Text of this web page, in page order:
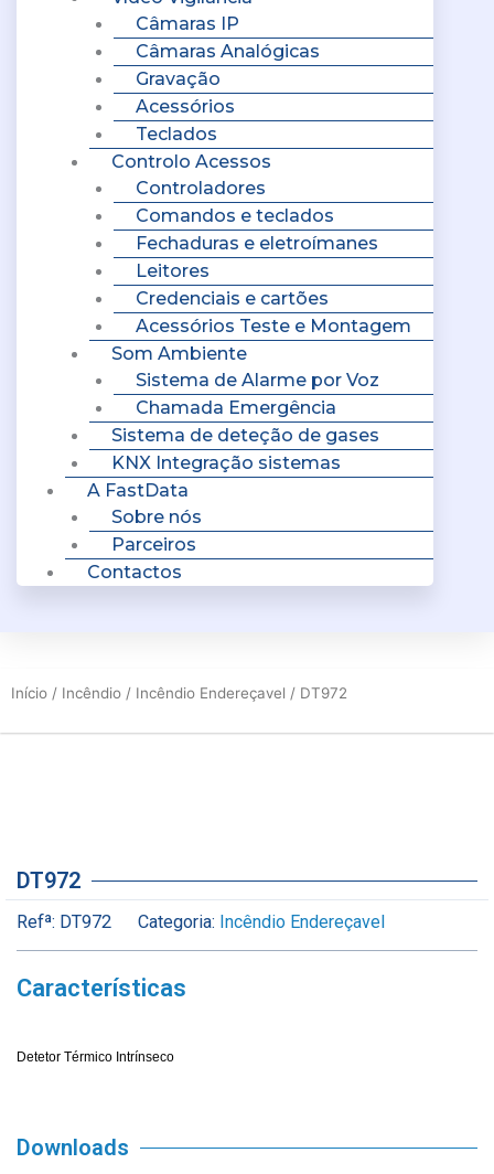
Câmaras IP
Câmaras Analógicas
Gravação
Acessórios
Teclados
Controlo Acessos
Controladores
Comandos e teclados
Fechaduras e eletroímanes
Leitores
Credenciais e cartões
Acessórios Teste e Montagem
Som Ambiente
Sistema de Alarme por Voz
Chamada Emergência
Sistema de deteção de gases
KNX Integração sistemas
A FastData
Sobre nós
Parceiros
Contactos
Início / Incêndio / Incêndio Endereçavel / DT972
DT972
Refª: DT972 Categoria: Incêndio Endereçavel
Características
Detetor Térmico Intrínseco
Downloads